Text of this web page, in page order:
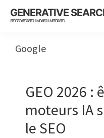
Skip
Skip
Skip
GENERATIVE
SEO GEO AEO AISEO LLMO AISO LLMSEO IASEO
Google
GEO 2026 :
moteurs IA
le SEO